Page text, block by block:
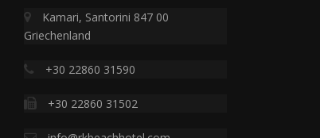
Kamari, Santorini 847 00
Griechenland
+30 22860 31590
+30 22860 31502